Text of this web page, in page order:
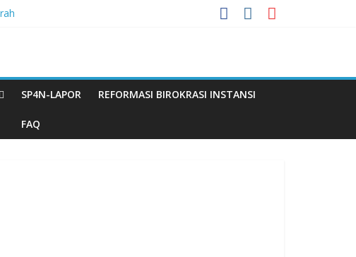
SP4N-LAPOR REFORMASI BIROKRASI INSTANSI
FAQ